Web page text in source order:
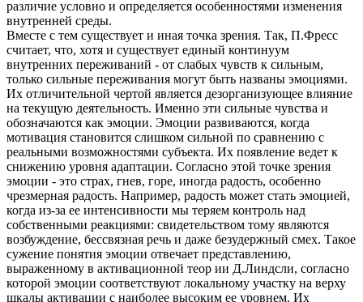
различие условно и определяется особенностями изменения
внутренней среды.
Вместе с тем существует и иная точка зрения. Так, П.Фресс
считает, что, хотя и существует единый континуум
внутренних переживаний - от слабых чувств к сильным,
только сильные переживания могут быть названы эмоциями.
Их отличительной чертой является дезорганизующее влияние
на текущую деятельность. Именно эти сильные чувства и
обозначаются как эмоции. Эмоции развиваются, когда
мотивация становится слишком сильной по сравнению с
реальными возможностями субъекта. Их появление ведет к
снижению уровня адаптации. Согласно этой точке зрения
эмоции - это страх, гнев, горе, иногда радость, особенно
чрезмерная радость. Например, радость может стать эмоцией,
когда из-за ее интенсивности мы теряем контроль над
собственными реакциями: свидетельством тому являются
возбуждение, бессвязная речь и даже безудержный смех. Такое
сужение понятия эмоции отвечает представлению,
выраженному в активационной теор ии Д.Линдсли, согласно
которой эмоции соответствуют локальному участку на верху
шкалы активации с наиболее высоким ее уровнем. Их